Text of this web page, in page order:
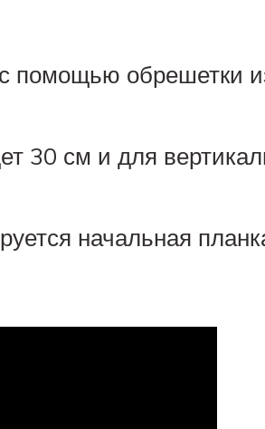
помощью обрешетки
см и для
начальная